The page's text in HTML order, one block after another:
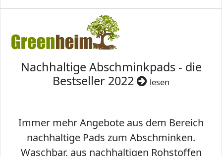
Nachhaltige Abschminkpads - die
Bestseller 2022
lesen
Immer mehr Angebote aus dem Bereich
nachhaltige Pads zum Abschminken.
Waschbar, aus nachhaltigen Rohstoffen